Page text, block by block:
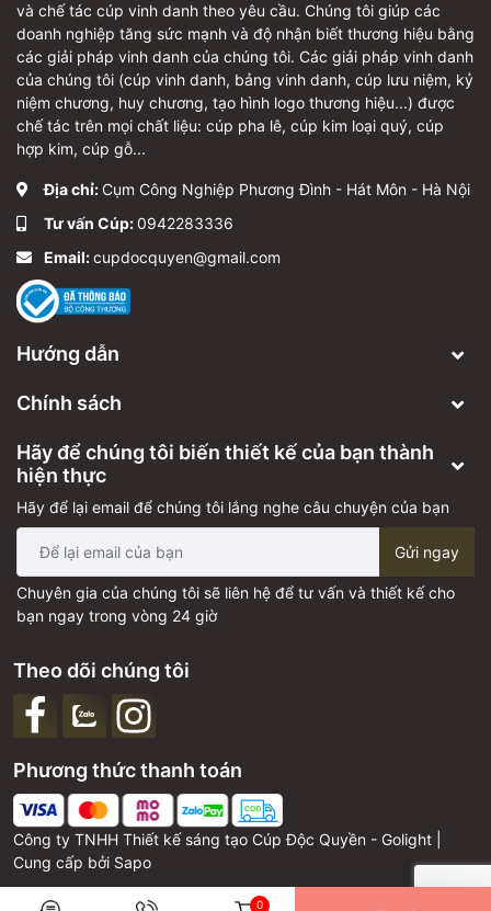
và chế tác cúp vinh danh theo yêu cầu. Chúng tôi giúp các
doanh nghiệp tăng sức mạnh và độ nhận biết thương hiệu bằng
các giải pháp vinh danh của chúng tôi. Các giải pháp vinh danh
của chúng tôi (cúp vinh danh, bảng vinh danh, cúp lưu niệm, kỷ
niệm chương, huy chương, tạo hình logo thương hiệu...) được
chế tác trên mọi chất liệu: cúp pha lê, cúp kim loại quý, cúp
hợp kim, cúp gỗ...
Địa chỉ: Cụm Công Nghiệp Phương Đình - Hát Môn - Hà Nội
Tư vấn Cúp:0942283336
Email:cupdocquyen@gmail.com
Hướng dẫn
Chính sách
Hãy để chúng tôi biến thiết kế của bạn thành
hiện thực
Hãy để lại email để chúng tôi lắng nghe câu chuyện của bạn
Gửi ngay
Chuyên gia của chúng tôi sẽ liên hệ để tư vấn và thiết kế cho
bạn ngay trong vòng 24 giờ
Công ty TNHH Thiết kế sáng tạo Cúp Độc Quyền - Golight |
Cung cấp bởi Sapo
Phương thức thanh toán
Theo dõi chúng tôi
0